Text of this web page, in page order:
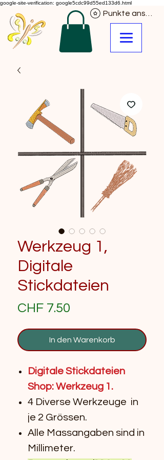
google-site-verification: google5cdc99d55ed133d6.html
Werkzeug 1,
Digitale
Stickdateien
CHF 7.50
In den Warenkorb
Digitale Stickdateien
Shop: Werkzeug 1.
4 Diverse Werkzeuge in
je 2 Grössen.
Alle Massangaben sind in
Millimeter.